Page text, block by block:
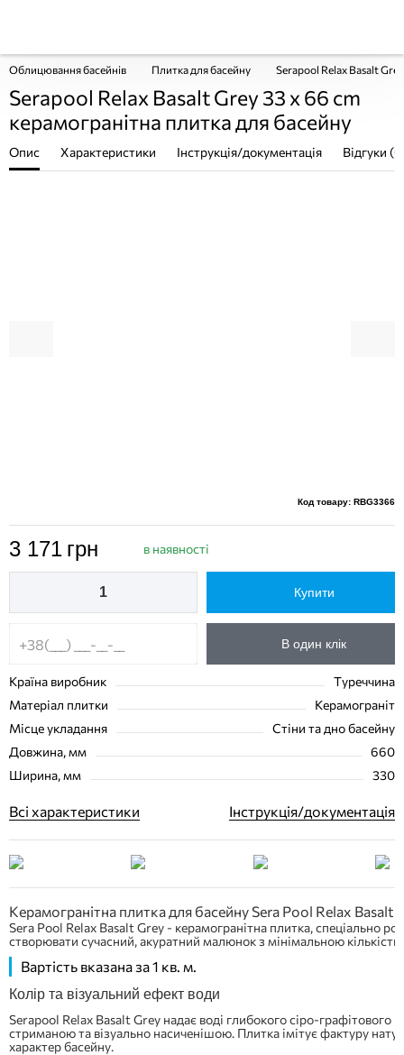
Облицювання басейнів Плитка для басейну Serapool Relax Basalt
Serapool Relax Basalt Grey 33 x 66 cm
керамогранітна плитка для басейну
Опис Характеристики Інструкція/документація Відгуки
Код товару: RBG3366
3 171 грн в наявності
Купити
В один клік
Країна виробник
Туреччина
Матеріал плитки
Керамограніт
Місце укладання
Стіни та дно басейну
Довжина, мм
660
Ширина, мм
330
Всі характеристики Інструкція/документація
Керамогранітна плитка для басейну Sera Pool Relax Basalt
Sera Pool Relax Basalt Grey - керамогранітна плитка, спеціально
створювати сучасний, акуратний малюнок з мінімальною
Вартість вказана за 1 кв. м.
Колір та візуальний ефект води
Serapool Relax Basalt Grey надає воді глибокого сіро-графітового
стриманою та візуально насиченішою. Плитка імітує фактуру
характер басейну.